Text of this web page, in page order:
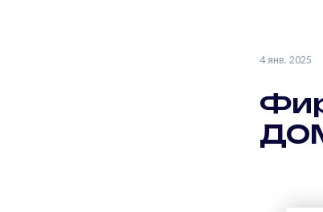
4 янв. 2025